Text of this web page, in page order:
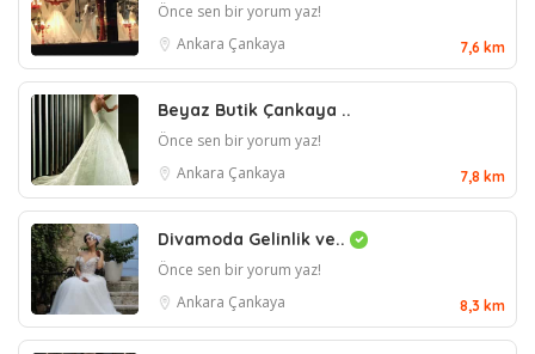
Önce sen bir yorum yaz!
Ankara Çankaya 7,6 km
Beyaz Butik Çankaya ..
Önce sen bir yorum yaz!
Ankara Çankaya 7,8 km
Divamoda Gelinlik ve..
Önce sen bir yorum yaz!
Ankara Çankaya 8,3 km